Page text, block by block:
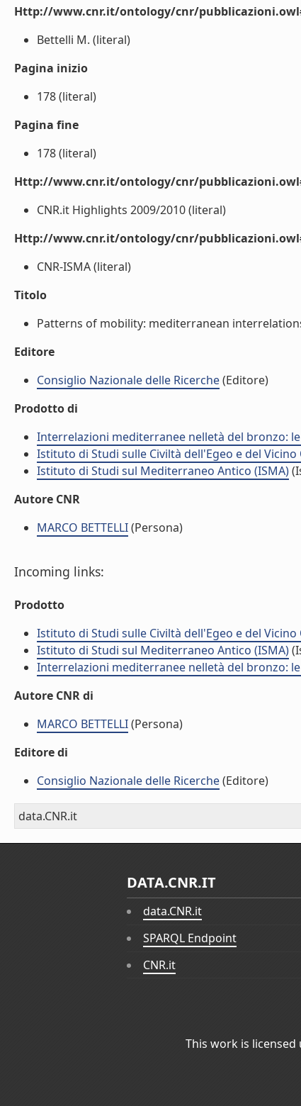
Http://www.cnr.it/ontology/cnr/
Bettelli M. (literal)
Pagina inizio
178 (literal)
Pagina fine
178 (literal)
Http://www.cnr.it/ontology/cnr/
CNR.it Highlights 2009/2010 (literal)
Http://www.cnr.it/ontology/cnr/
CNR-ISMA (literal)
Titolo
Patterns of mobility: mediterranean
Editore
Consiglio Nazionale delle Ricerche(Editore)
Prodotto di
Interrelazioni mediterranee nelletà del bronzo:
Istituto di Studi sulle Civiltà dell'Egeo e del Vicino
Istituto di Studi sul Mediterraneo Antico (ISMA)
Autore CNR
MARCO BETTELLI(Persona)
Incoming links:
Prodotto
Istituto di Studi sulle Civiltà dell'Egeo e del Vicino
Istituto di Studi sul Mediterraneo Antico (ISMA)
Interrelazioni mediterranee nelletà del bronzo:
Autore CNR di
MARCO BETTELLI(Persona)
Editore di
Consiglio Nazionale delle Ricerche(Editore)
data.CNR.it
DATA.CNR.IT
data.CNR.it
SPARQL Endpoint
CNR.it
This work is licensed